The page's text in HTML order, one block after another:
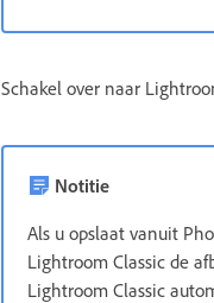
Schakel over naar
Notitie
Als u opslaat vanuit
Lightroom Classic de
Lightroom Classic